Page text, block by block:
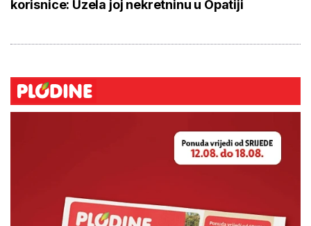
korisnice: Uzela joj nekretninu u Opatiji